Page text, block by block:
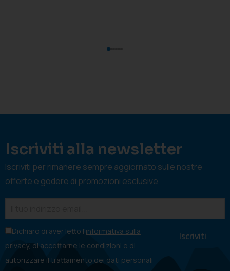
Iscriviti alla newsletter
Iscriviti per rimanere sempre aggiornato sulle nostre
offerte e godere di promozioni esclusive
Dichiaro di aver letto l'informativa sulla
privacy, di accettarne le condizioni e di
autorizzare il trattamento dei dati personali